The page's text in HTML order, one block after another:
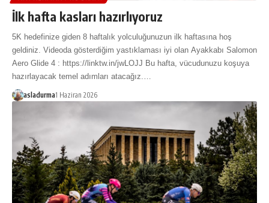
İlk hafta kasları hazırlıyoruz
5K hedefinize giden 8 haftalık yolculuğunuzun ilk haftasına hoş
geldiniz. Videoda gösterdiğim yastıklaması iyi olan Ayakkabı Salomon
Aero Glide 4 : https://linktw.in/jwLOJJ Bu hafta, vücudunuzu koşuya
hazırlayacak temel adımları atacağız.…
asladurma1 Haziran 2026